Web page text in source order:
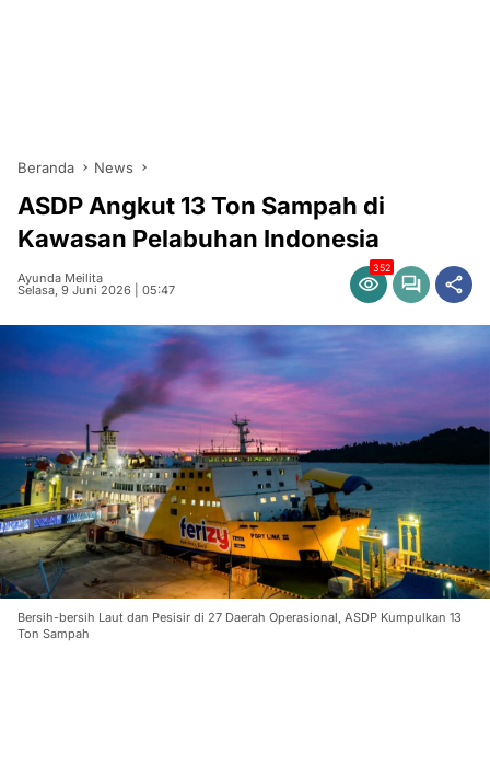
Beranda News
ASDP Angkut 13 Ton Sampah di
Kawasan Pelabuhan Indonesia
Ayunda Meilita
Selasa, 9 Juni 2026 | 05:47
352
Bersih-bersih Laut dan Pesisir di 27 Daerah Operasional, ASDP Kumpulkan 13
Ton Sampah